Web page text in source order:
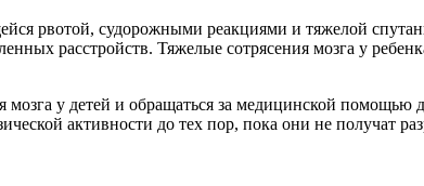
рвотой, судорожными реакциями и тяжелой
расстройств. Тяжелые сотрясения мозга у
у детей и обращаться за медицинской
активности до тех пор, пока они не получат